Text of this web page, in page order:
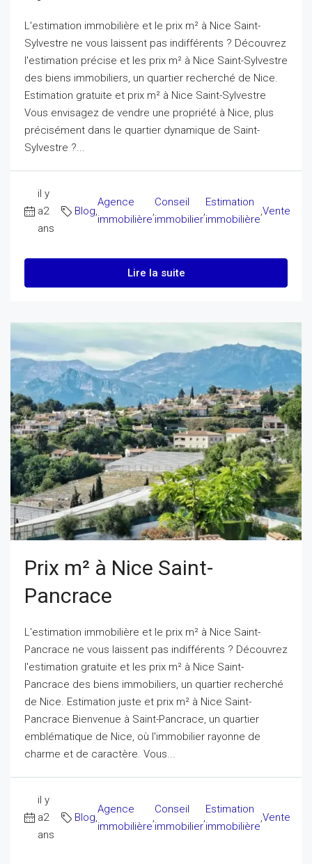
L'estimation immobilière et le prix m² à Nice Saint-
Sylvestre ne vous laissent pas indifférents ? Découvrez
l'estimation précise et les prix m² à Nice Saint-Sylvestre
des biens immobiliers, un quartier recherché de Nice.
Estimation gratuite et prix m² à Nice Saint-Sylvestre
Vous envisagez de vendre une propriété à Nice, plus
précisément dans le quartier dynamique de Saint-
Sylvestre ?...
il y
a2
ans
Blog,
Agence
immobilière
,
Conseil
immobilier
,
Estimation
immobilière
,Vente
Lire la suite
Prix m² à Nice Saint-
Pancrace
L'estimation immobilière et le prix m² à Nice Saint-
Pancrace ne vous laissent pas indifférents ? Découvrez
l'estimation gratuite et les prix m² à Nice Saint-
Pancrace des biens immobiliers, un quartier recherché
de Nice. Estimation juste et prix m² à Nice Saint-
Pancrace Bienvenue à Saint-Pancrace, un quartier
emblématique de Nice, où l'immobilier rayonne de
charme et de caractère. Vous...
il y
a2
ans
Blog,
Agence
immobilière
,
Conseil
immobilier
,
Estimation
immobilière
,Vente